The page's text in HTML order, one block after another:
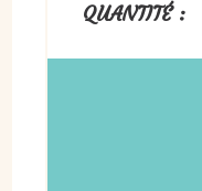
QUANTITÉ :